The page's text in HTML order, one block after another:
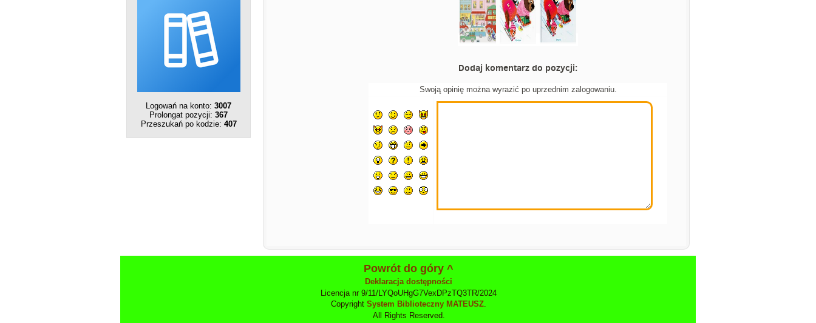
Logowań na konto: 3007
Prolongat pozycji: 367
Przeszukań po kodzie: 407
Dodaj komentarz do pozycji:
Swoją opinię można wyrazić po uprzednim zalogowaniu.
Powrót do góry ^
Deklaracja dostępności
Licencja nr 9/11/LYQoUHgG7VexDPzTQ3TR/2024
Copyright System Biblioteczny MATEUSZ.
All Rights Reserved.